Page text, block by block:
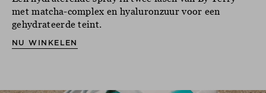
met matcha-complex en hyaluronzuur voor een
gehydrateerde teint.
NU WINKELEN